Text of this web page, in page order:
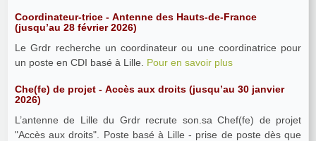
Coordinateur-trice - Antenne des Hauts-de-France
(jusqu’au 28 février 2026)
Le Grdr recherche un coordinateur ou une coordinatrice pour
un poste en CDI basé à Lille. Pour en savoir plus
Che(fe) de projet - Accès aux droits (jusqu’au 30 janvier
2026)
L’antenne de Lille du Grdr recrute son.sa Chef(fe) de projet
"Accès aux droits". Poste basé à Lille - prise de poste dès que